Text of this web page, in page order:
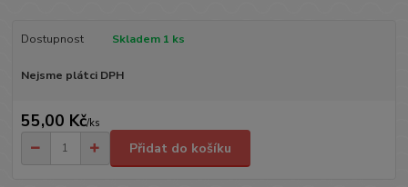
Dostupnost Skladem 1 ks
Nejsme plátci DPH
55,00 Kč/ks
Přidat do košíku